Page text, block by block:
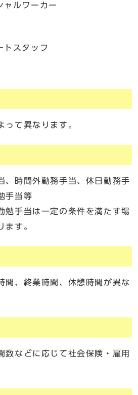
ャルワーカー
トスタッフ
って異なります。
、時間外勤務手当、休日勤務手
手当等
勉手当は一定の条件を満たす場
ます。
間、終業時間、休憩時間が異な
数などに応じて社会保険・雇用